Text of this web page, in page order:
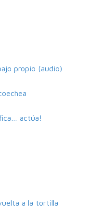
propio (audio)
actúa!
a la tortilla